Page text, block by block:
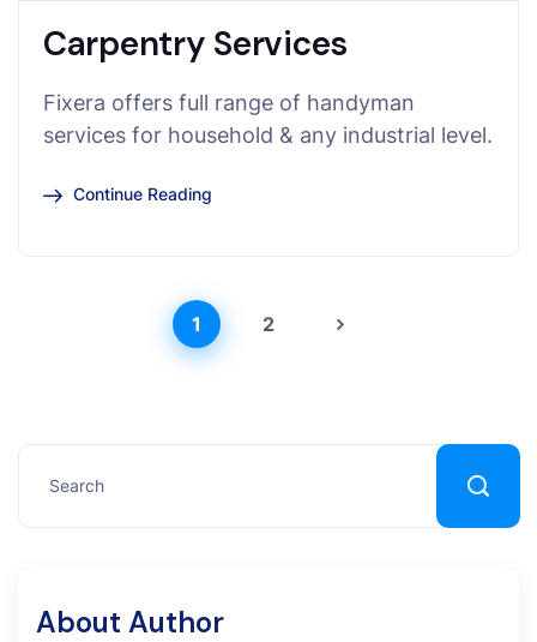
Carpentry Services
Fixera offers full range of handyman
services for household & any industrial level.
Continue Reading
1 2
About Author